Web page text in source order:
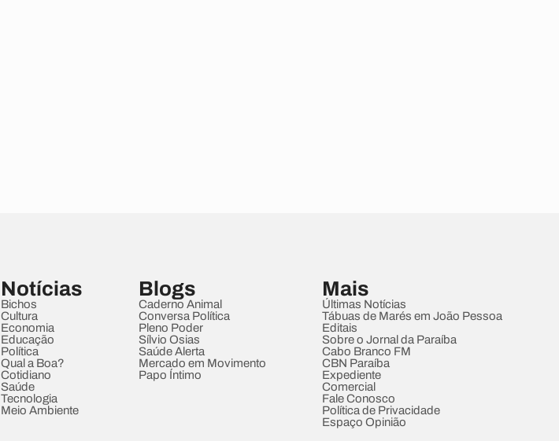
Notícias
Bichos
Cultura
Economia
Educação
Política
Qual a Boa?
Cotidiano
Saúde
Tecnologia
Meio Ambiente
Blogs
Caderno Animal
Conversa Política
Pleno Poder
Sílvio Osias
Saúde Alerta
Mercado em Movimento
Papo Íntimo
Mais
Últimas Notícias
Tábuas de Marés em João Pessoa
Editais
Sobre o Jornal da Paraíba
Cabo Branco FM
CBN Paraíba
Expediente
Comercial
Fale Conosco
Política de Privacidade
Espaço Opinião